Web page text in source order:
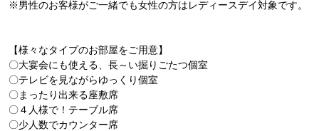
※男性のお客様がご一緒でも女性の方はレディースデイ対象です。
【様々なタイプのお部屋をご用意】
〇大宴会にも使える、長～い掘りごたつ個室
〇テレビを見ながらゆっくり個室
〇まったり出来る座敷席
〇４人様で！テーブル席
〇少人数でカウンター席